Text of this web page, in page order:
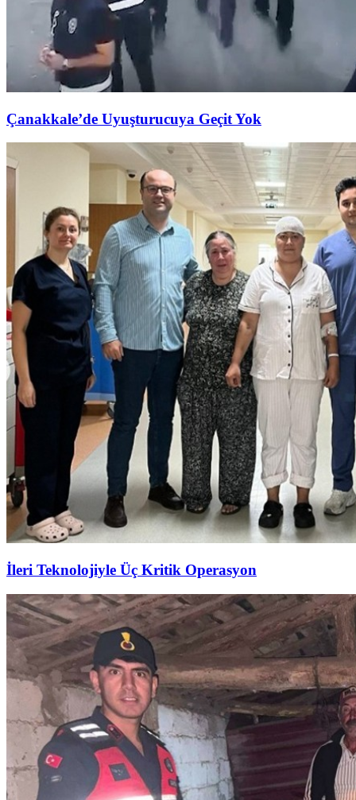
Çanakkale’de Uyuşturucuya Geçit Yok
İleri Teknolojiyle Üç Kritik Operasyon